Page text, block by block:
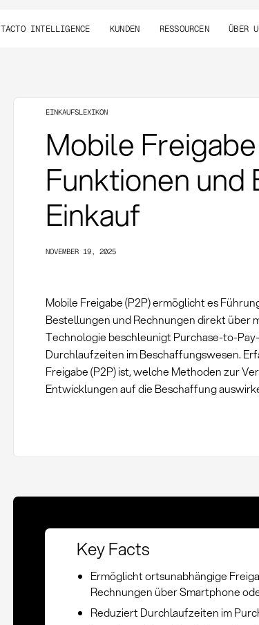
TACTO INTELLIGENCE KUNDEN RESSOURCEN ÜBER
EINKAUFSLEXIKON
Mobile
Funktionen und
Einkauf
NOVEMBER 19, 2025
Mobile Freigabe (P2P) ermöglicht es
Bestellungen und Rechnungen direkt über
Technologie beschleunigt Purchase-to-
Durchlaufzeiten im Beschaffungswesen.
Freigabe (P2P) ist, welche Methoden zur
Entwicklungen auf die Beschaffung
Key Facts
Ermöglicht ortsunabhängige
Rechnungen über Smartphone
Reduziert Durchlaufzeiten im